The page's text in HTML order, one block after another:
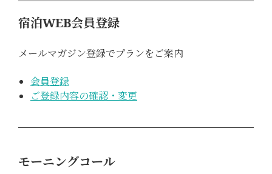
宿泊WEB会員登録
メールマガジン登録でプランをご案内
会員登録
ご登録内容の確認・変更
モーニングコール